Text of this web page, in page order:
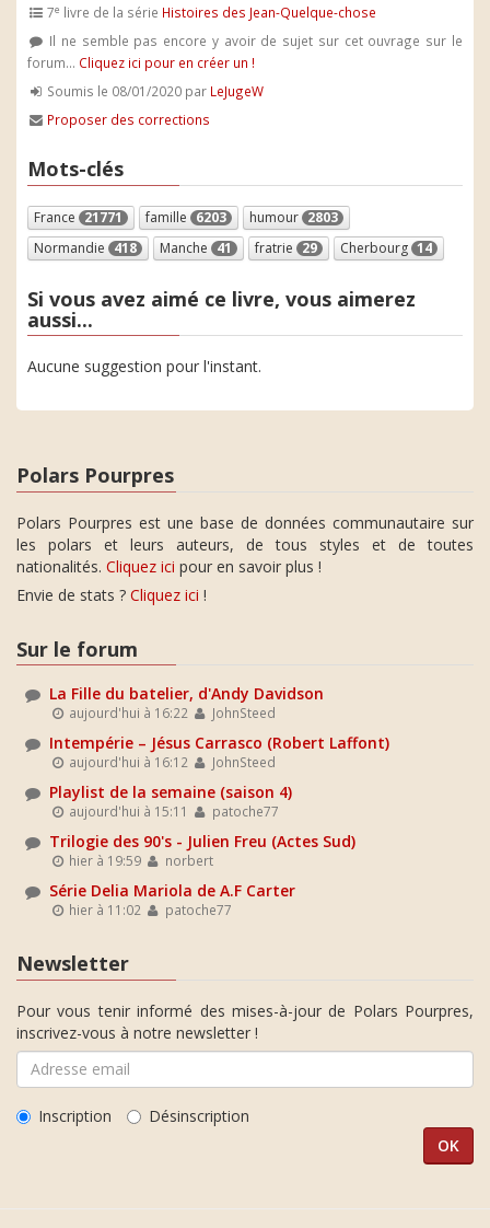
7e livre de la série Histoires des Jean-Quelque-chose
Il ne semble pas encore y avoir de sujet sur cet ouvrage sur le
forum... Cliquez ici pour en créer un !
Soumis le 08/01/2020 par LeJugeW
Proposer des corrections
Mots-clés
France 21771 famille 6203 humour 2803
Normandie 418 Manche 41 fratrie 29 Cherbourg 14
Si vous avez aimé ce livre, vous aimerez
aussi...
Aucune suggestion pour l'instant.
Polars Pourpres
Polars Pourpres est une base de données communautaire sur
les polars et leurs auteurs, de tous styles et de toutes
nationalités. Cliquez ici pour en savoir plus !
Envie de stats ? Cliquez ici !
Sur le forum
La Fille du batelier, d'Andy Davidson
aujourd'hui à 16:22 JohnSteed
Intempérie – Jésus Carrasco (Robert Laffont)
aujourd'hui à 16:12 JohnSteed
Playlist de la semaine (saison 4)
aujourd'hui à 15:11 patoche77
Trilogie des 90's - Julien Freu (Actes Sud)
hier à 19:59 norbert
Série Delia Mariola de A.F Carter
hier à 11:02 patoche77
Newsletter
Pour vous tenir informé des mises-à-jour de Polars Pourpres,
inscrivez-vous à notre newsletter !
Inscription Désinscription